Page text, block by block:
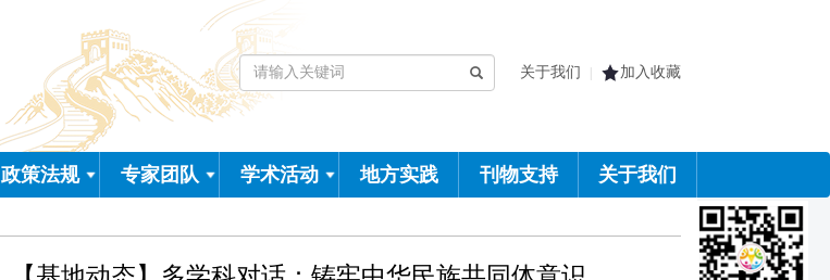
关于我们 | 加入收藏
政策法规 专家团队 学术活动 地方实践 刊物支持 关于我们